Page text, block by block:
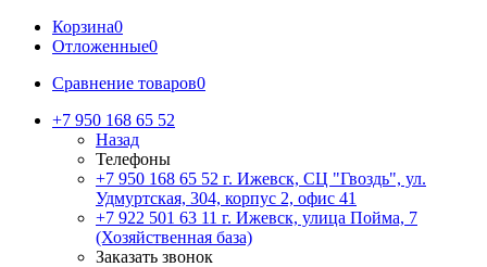
Корзина0
Отложенные0
Сравнение товаров0
+7 950 168 65 52
Назад
Телефоны
+7 950 168 65 52 г. Ижевск, СЦ "Гвоздь", ул.
Удмуртская, 304, корпус 2, офис 41
+7 922 501 63 11 г. Ижевск, улица Пойма, 7
(Хозяйственная база)
Заказать звонок